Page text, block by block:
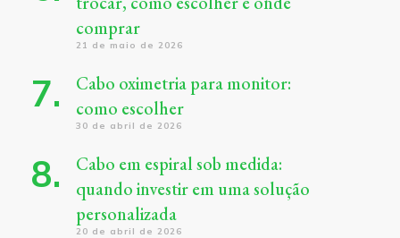
comprar
21 de maio de 2026
Cabo oximetria para monitor:
como escolher
30 de abril de 2026
Cabo em espiral sob medida:
quando investir em uma solução
personalizada
20 de abril de 2026